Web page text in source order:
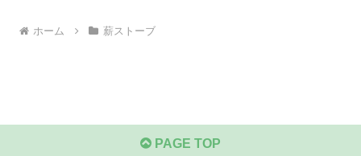
ホーム 薪ストーブ
PAGE TOP